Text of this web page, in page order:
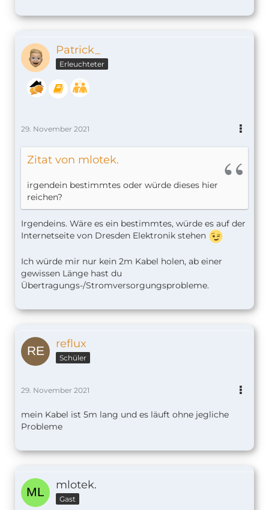
Patrick_
Erleuchteter
29. November 2021
Zitat von mlotek.
irgendein bestimmtes oder würde dieses hier
reichen?
Irgendeins. Wäre es ein bestimmtes, würde es auf der
Internetseite von Dresden Elektronik stehen
Ich würde mir nur kein 2m Kabel holen, ab einer
gewissen Länge hast du
Übertragungs-/Stromversorgungsprobleme.
reflux
Schüler
29. November 2021
mein Kabel ist 5m lang und es läuft ohne jegliche
Probleme
mlotek.
Gast